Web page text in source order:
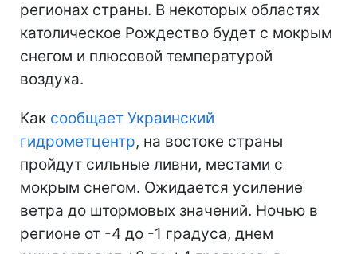
регионах страны. В некоторых областях
католическое Рождество будет с мокрым
снегом и плюсовой температурой
воздуха.
Как сообщает Украинский
гидрометцентр, на востоке страны
пройдут сильные ливни, местами с
мокрым снегом. Ожидается усиление
ветра до штормовых значений. Ночью в
регионе от -4 до -1 градуса, днем